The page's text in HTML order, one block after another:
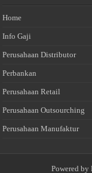
Home
Info Gaji
Perusahaan Distributor
Perbankan
Perusahaan Retail
Perusahaan Outsourching
Perusahaan Manufaktur
Powered by